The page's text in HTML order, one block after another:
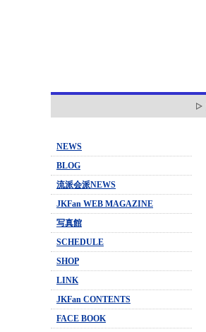
NEWS
BLOG
流派会派NEWS
JKFan WEB MAGAZINE
写真館
SCHEDULE
SHOP
LINK
JKFan CONTENTS
FACE BOOK